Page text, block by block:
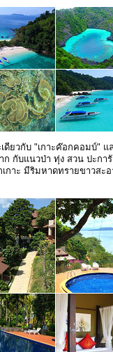
ดียวกับ "เกาะค๊อกคอมบ์" แ
กับแนวป่า ทุ่ง สวน ปะกา
กาะ มีริมหาดทรายขาวส